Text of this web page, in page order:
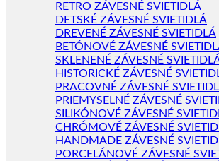
RETRO ZÁVESNÉ SVIETIDLÁ
DETSKÉ ZÁVESNÉ SVIETIDLÁ
DREVENÉ ZÁVESNÉ SVIETIDLÁ
BETÓNOVÉ ZÁVESNÉ
SKLENENÉ ZÁVESNÉ
HISTORICKÉ ZÁVESNÉ
PRACOVNÉ ZÁVESNÉ
PRIEMYSELNÉ ZÁVESNÉ
SILIKÓNOVÉ ZÁVESNÉ
CHRÓMOVÉ ZÁVESNÉ
HANDMADE ZÁVESNÉ
PORCELÁNOVÉ ZÁVESNÉ